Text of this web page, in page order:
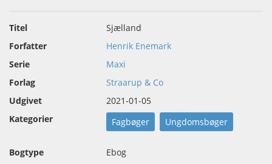
Titel
Sjælland
Forfatter
Henrik Enemark
Serie
Maxi
Forlag
Straarup & Co
Udgivet
2021-01-05
Kategorier
Fagbøger Ungdomsbøger
Bogtype
Ebog